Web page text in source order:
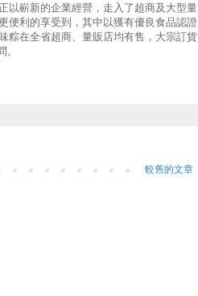
以嶄新的企業經營，走入了超商及大型量
便利的享受到，其中以獲有優良食品認證
粽在全省超商、量販店均有售，大宗訂貨
。
較舊的文章